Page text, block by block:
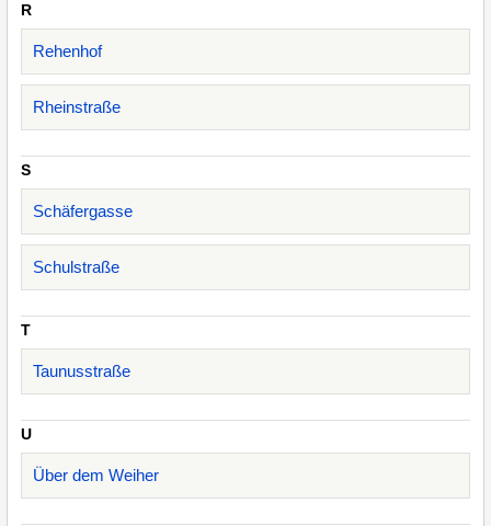
R
Rehenhof
Rheinstraße
S
Schäfergasse
Schulstraße
T
Taunusstraße
U
Über dem Weiher